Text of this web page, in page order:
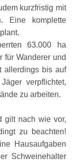
kurzfristig mit
Eine komplette
63.000 ha
für Wanderer und
allerdings bis auf
verpflichtet,
zu arbeiten.
gilt nach wie vor,
zu beachten!
Hausaufgaben
Schweinehalter